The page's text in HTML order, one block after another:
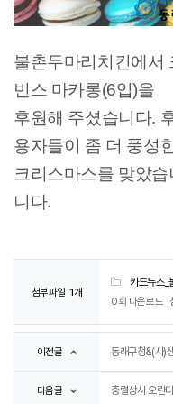
불촌두마리치킨에서
빈스 마카롱(6입)을
후원해 주셨습니다.
용자들이 좀 더 풍성
크리스마스를 맞았
니다.
첨부파일 1개
카드뉴스
0회 다운로드
이전글
다음글 충렬상사 오란